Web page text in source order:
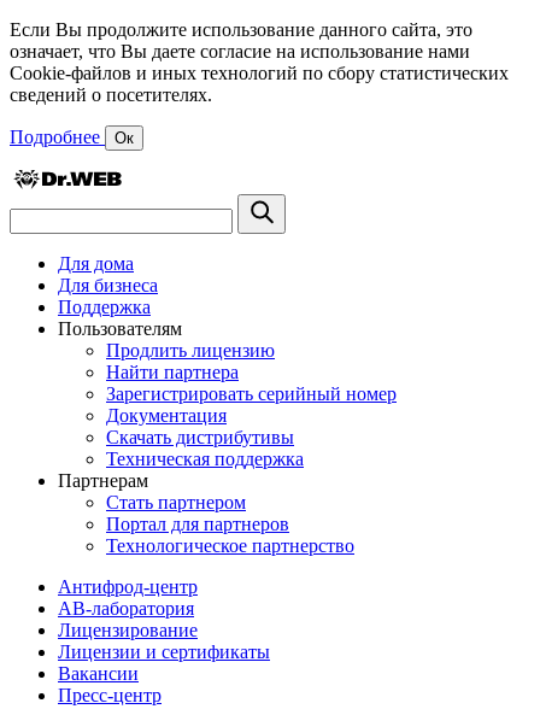
Если Вы продолжите использование данного сайта, это
означает, что Вы даете согласие на использование нами
Cookie-файлов и иных технологий по сбору статистических
сведений о посетителях.
Подробнее Ок
Для дома
Для бизнеса
Поддержка
Пользователям
Продлить лицензию
Найти партнера
Зарегистрировать серийный номер
Документация
Скачать дистрибутивы
Техническая поддержка
Партнерам
Стать партнером
Портал для партнеров
Технологическое партнерство
Антифрод-центр
АВ-лаборатория
Лицензирование
Лицензии и сертификаты
Вакансии
Пресс-центр